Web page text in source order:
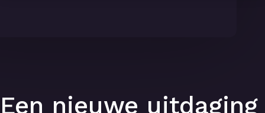
Een nieuwe uitdaging